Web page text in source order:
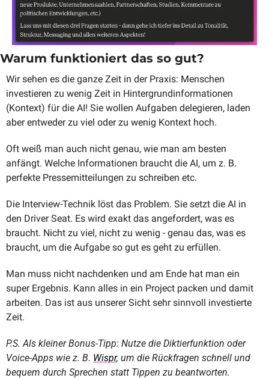
Warum funktioniert das so gut?
Wir sehen es die ganze Zeit in der Praxis: Menschen
investieren zu wenig Zeit in Hintergrundinformationen
(Kontext) für die AI! Sie wollen Aufgaben delegieren, laden
aber entweder zu viel oder zu wenig Kontext hoch.
Oft weiß man auch nicht genau, wie man am besten
anfängt. Welche Informationen braucht die AI, um z. B.
perfekte Pressemitteilungen zu schreiben etc.
Die Interview-Technik löst das Problem. Sie setzt die AI in
den Driver Seat. Es wird exakt das angefordert, was es
braucht. Nicht zu viel, nicht zu wenig - genau das, was es
braucht, um die Aufgabe so gut es geht zu erfüllen.
Man muss nicht nachdenken und am Ende hat man ein
super Ergebnis. Kann alles in ein Project packen und damit
arbeiten. Das ist aus unserer Sicht sehr sinnvoll investierte
Zeit.
P.S. Als kleiner Bonus-Tipp: Nutze die Diktierfunktion oder
Voice-Apps wie z. B. Wispr, um die Rückfragen schnell und
bequem durch Sprechen statt Tippen zu beantworten.